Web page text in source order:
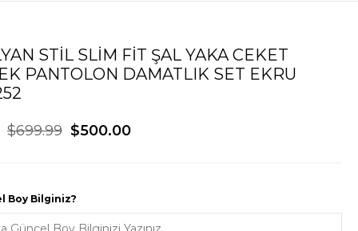
Smokin
Gömlek
Ayakkabı
Ceket
STIL SLIM FIT ŞAL YAKA CEKET
PANTOLON DAMATLIK SET EKRU
$699.99 $500.00
Boy Bilginiz?